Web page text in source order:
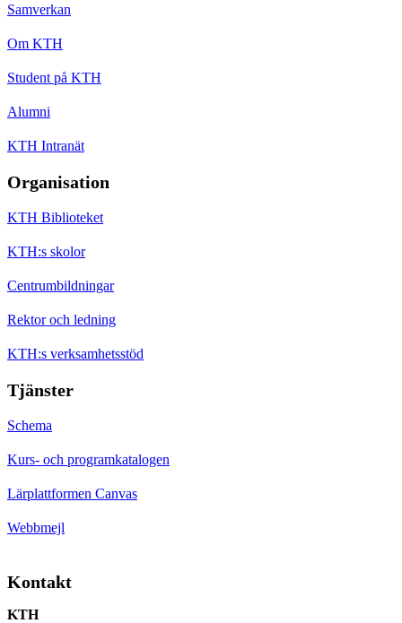
Samverkan
Om KTH
Student på KTH
Alumni
KTH Intranät
Organisation
KTH Biblioteket
KTH:s skolor
Centrumbildningar
Rektor och ledning
KTH:s verksamhetsstöd
Tjänster
Schema
Kurs- och programkatalogen
Lärplattformen Canvas
Webbmejl
Kontakt
KTH